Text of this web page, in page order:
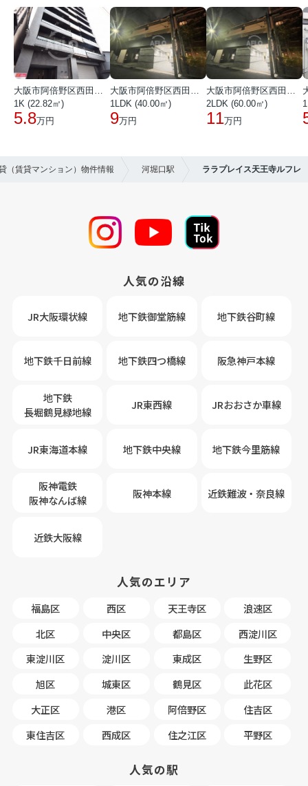
大阪市阿倍野区西田辺町１丁目
1K (22.82㎡)
5.8万円
大阪市阿倍野区西田辺町１丁目
1LDK (40.00㎡)
9万円
大阪市阿倍野区西田辺町１丁目
2LDK (60.00㎡)
11万円
（賃貸マンション）物件情報 河堀口駅 ララプレイス天王寺ルフレ
人気の沿線
JR大阪環状線 地下鉄御堂筋線 地下鉄谷町線
地下鉄千日前線 地下鉄四つ橋線 阪急神戸本線
地下鉄
長堀鶴見緑地線
JR東西線 JRおおさか車線
JR東海道本線 地下鉄中央線 地下鉄今里筋線
阪神電鉄
阪神なんば線
阪神本線 近鉄難波・奈良線
近鉄大阪線
人気のエリア
福島区 西区 天王寺区
浪速区
北区
中央区 都島区
西淀川区
東淀川区
淀川区 東成区
生野区
旭区
城東区 鶴見区
此花区
大正区
港区 阿倍野区
住吉区
東住吉区
西成区 住之江区 平野区
人気の駅